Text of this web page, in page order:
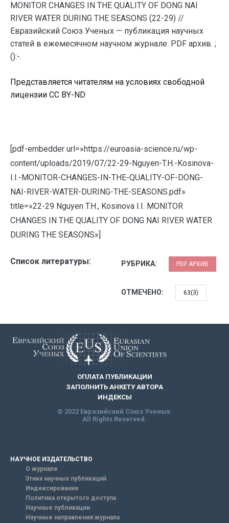
MONITOR CHANGES IN THE QUALITY OF DONG NAI
RIVER WATER DURING THE SEASONS (22-29) //
Евразийский Союз Ученых — публикация научных
статей в ежемесячном научном журнале. PDF архив. ;
():-.
Представляется читателям на условиях свободной
лицензии CC BY-ND
[pdf-embedder url=»https://euroasia-science.ru/wp-
content/uploads/2019/07/22-29-Nguyen-T.H.-Kosinova-
I.I.-MONITOR-CHANGES-IN-THE-QUALITY-OF-DONG-
NAI-RIVER-WATER-DURING-THE-SEASONS.pdf»
title=»22-29 Nguyen T.H., Kosinova I.I. MONITOR
CHANGES IN THE QUALITY OF DONG NAI RIVER WATER
DURING THE SEASONS»]
Список литературы: РУБРИКА: PDF АРХИВ
ОТМЕЧЕНО: 63(3)
ОПЛАТА ПУБЛИКАЦИИ
ЗАПОЛНИТЬ АНКЕТУ АВТОРА
ИНДЕКСЫ
© 2022 Евразийский Союз Ученых.
All Rights Reserved.
НАУЧНОЕ ИЗДАТЕЛЬСТВО
О журнале
Этика научных публикаций
Индексирование
Политика открытого доступа
Научные публикации
Научные направления журнала